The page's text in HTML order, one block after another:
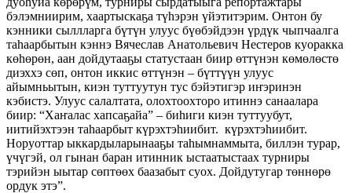
бэлэмниирим, хаартыскаҕа түһэрэн үйэтитэрим. Онтон бу
кэнники сыллларга бүтүн улуус бүөбэйдээн үрдүк чыпчаалга
таһаарбытын кэннэ Вячеслав Анатольевич Нестеров куоракка
көһөрөн, аан дойдутааҕы статустаан биир өттүнэн көмөлөстө
диэххэ сөп, онтон иккис өттүнэн – бүттүүн улуус
айымньытын, киэн туттуутун тус бэйэтигэр иҥэринэн
кэбистэ. Улуус салалтата, олохтоохторо итиннэ санаалара
биир: “Хаҥалас хапсаҕайа” – биһиги киэн туттуубут,
иитийэхтээн таһаарбыт күрэхтэһиибит. күрэхтэһиибит.
Норуоттар ыккардыларынааҕы таһымнаммыта, биллэн турар,
үчүгэй, ол гынан баран итинник ыстаатыстаах турниры
тэрийэн ыытар сөптөөх баазабыт суох. Дойдутугар төннөрө
ордук этэ”.